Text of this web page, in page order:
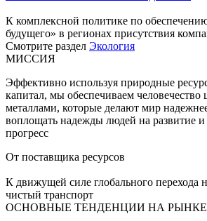
К комплексной политике по
будущего» в регионах присутствия
Смотрите раздел Экология
МИССИЯ
Эффективно используя природные
капитал, мы обеспечиваем человечество
металлами, которые делают мир
воплощать надежды людей на развитие и
прогресс
От поставщика ресурсов
К движущей силе глобального перехода
чистый транспорт
ОСНОВНЫЕ ТЕНДЕНЦИИ НА